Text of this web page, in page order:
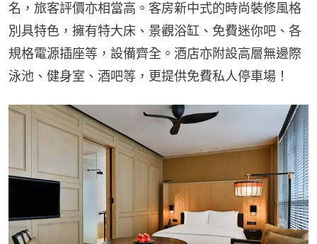
名，旅客評價亦相當高。客房新中式的時尚裝修風格
別具特色，擁有特大床、景觀浴缸、免費迷你吧、各
規格電源插座等，設備齊全。酒店亦附設高層無邊際
泳池、健身室、酒吧等，更提供免費私人停車場！